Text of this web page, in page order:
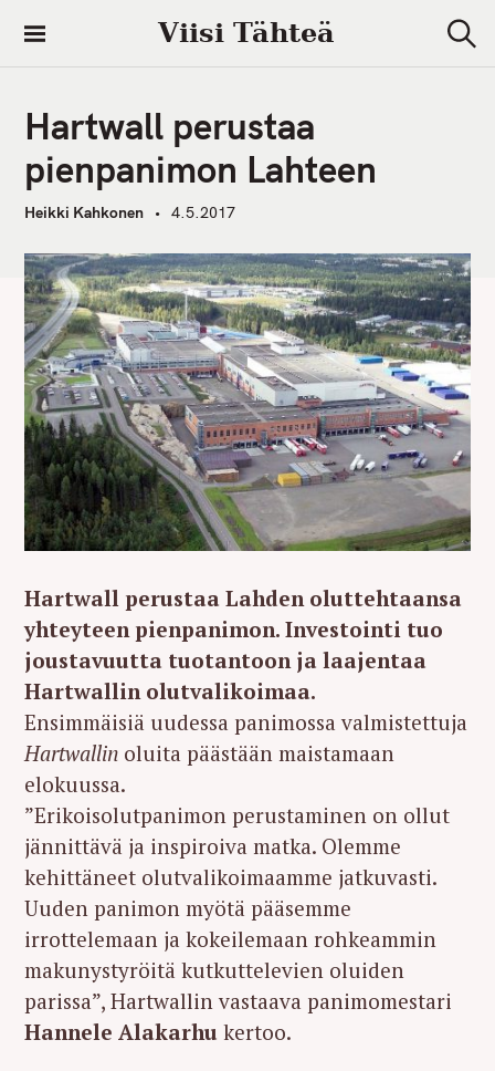
i
Viisi Tähteä
e
Hartwall perustaa
pienpanimon Lahteen
Heikki Kahkonen 4.5.2017
Hartwall perustaa Lahden oluttehtaansa
yhteyteen pienpanimon. Investointi tuo
joustavuutta tuotantoon ja laajentaa
Hartwallin olutvalikoimaa.
Ensimmäisiä uudessa panimossa valmistettuja
Hartwallin oluita päästään maistamaan
elokuussa.
”Erikoisolutpanimon perustaminen on ollut
jännittävä ja inspiroiva matka. Olemme
kehittäneet olutvalikoimaamme jatkuvasti.
Uuden panimon myötä pääsemme
irrottelemaan ja kokeilemaan rohkeammin
makunystyröitä kutkuttelevien oluiden
parissa”, Hartwallin vastaava panimomestari
Hannele Alakarhu kertoo.